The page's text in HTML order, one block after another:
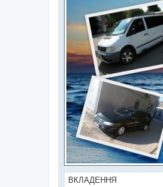
ВКЛАДЕННЯ